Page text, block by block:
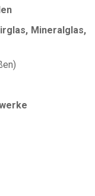
Mineralglas,